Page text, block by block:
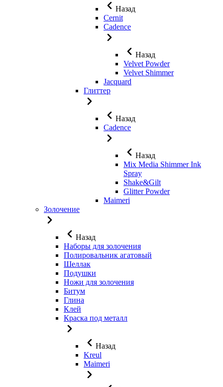
Назад
Cernit
Cadence
Назад
Velvet Powder
Velvet Shimmer
Jaсquard
Глиттер
Назад
Cadence
Назад
Mix Media Shimmer Ink
Spray
Shake&Gilt
Glitter Powder
Maimeri
Золочение
Назад
Наборы для золочения
Полировальник агатовый
Шеллак
Подушки
Ножи для золочения
Битум
Глина
Клей
Краска под металл
Назад
Kreul
Maimeri